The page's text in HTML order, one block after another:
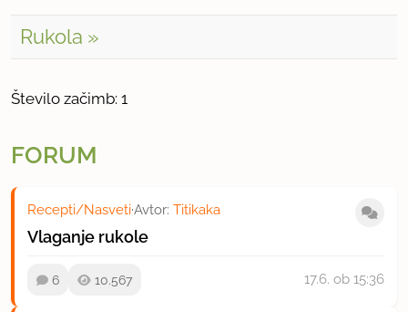
Rukola
Število začimb: 1
FORUM
Recepti/Nasveti·Avtor: Titikaka
Vlaganje rukole
6 10.567 17.6. ob 15:36